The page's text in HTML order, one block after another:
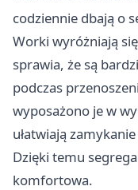
codziennie dbają o
Worki wyróżniają
sprawia, że są
podczas
wyposażono je w
ułatwiają
Dzięki temu
komfortowa.